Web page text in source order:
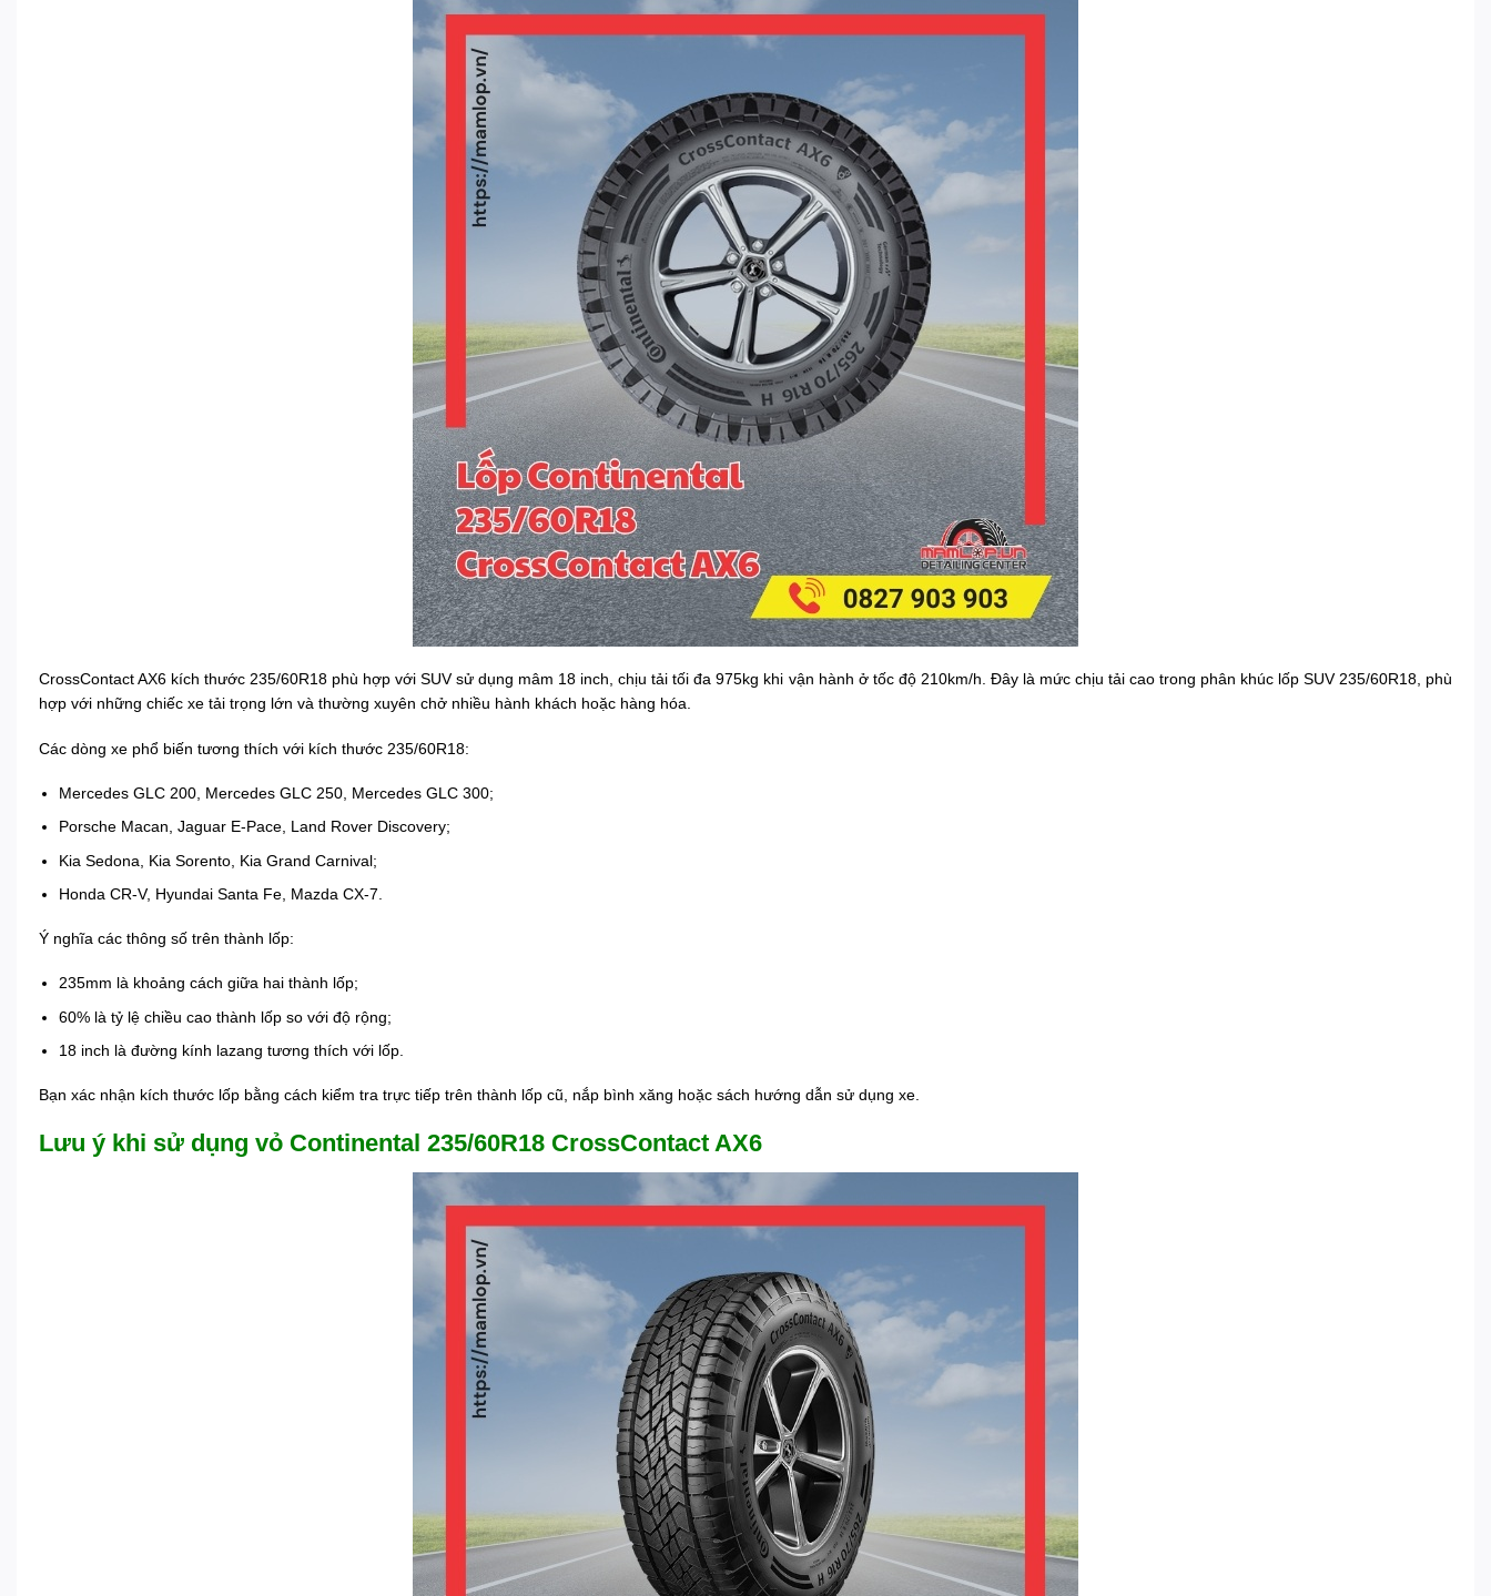
CrossContact AX6 kích thước 235/60R18 phù hợp với SUV sử dụng mâm 18 inch, chịu tải tối đa 975kg khi vận hành ở tốc độ 210km/h. Đây là mức chịu tải cao trong phân khúc lốp SUV 235/60R18, phù
hợp với những chiếc xe tải trọng lớn và thường xuyên chở nhiều hành khách hoặc hàng hóa.
Các dòng xe phổ biến tương thích với kích thước 235/60R18:
Mercedes GLC 200, Mercedes GLC 250, Mercedes GLC 300;
Porsche Macan, Jaguar E-Pace, Land Rover Discovery;
Kia Sedona, Kia Sorento, Kia Grand Carnival;
Honda CR-V, Hyundai Santa Fe, Mazda CX-7.
Ý nghĩa các thông số trên thành lốp:
235mm là khoảng cách giữa hai thành lốp;
60% là tỷ lệ chiều cao thành lốp so với độ rộng;
18 inch là đường kính lazang tương thích với lốp.
Bạn xác nhận kích thước lốp bằng cách kiểm tra trực tiếp trên thành lốp cũ, nắp bình xăng hoặc sách hướng dẫn sử dụng xe.
Lưu ý khi sử dụng vỏ Continental 235/60R18 CrossContact AX6